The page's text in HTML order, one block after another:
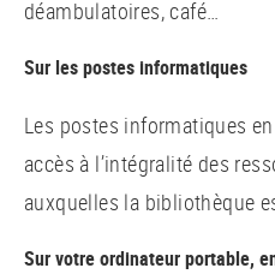
déambulatoires, café…
Sur les postes informatiques
Les postes informatiques
accès à l’intégralité des
auxquelles la bibliothèque
Sur votre ordinateur portable,